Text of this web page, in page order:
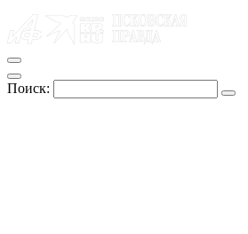
Поиск: